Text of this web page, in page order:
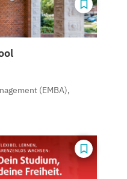
(EMBA),